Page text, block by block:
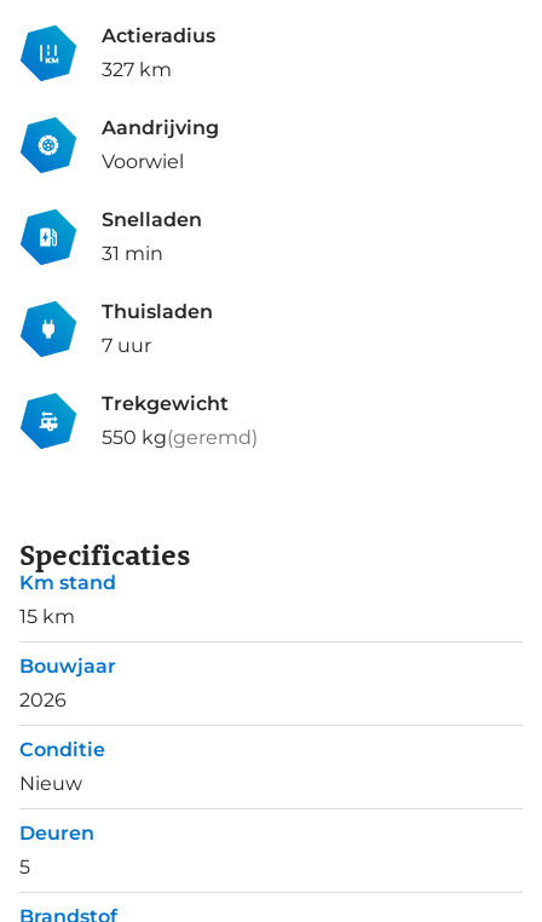
Actieradius
327 km
Aandrijving
Voorwiel
Snelladen
31 min
Thuisladen
7 uur
Trekgewicht
550 kg(geremd)
Specificaties
Km stand
15 km
Bouwjaar
2026
Conditie
Nieuw
Deuren
5
Brandstof